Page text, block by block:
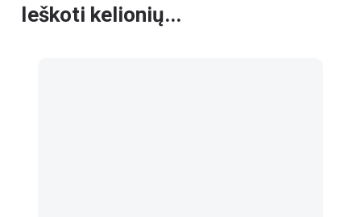
Ieškoti kelionių...